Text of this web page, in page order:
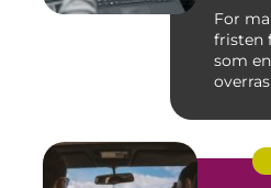
For
fristen
som